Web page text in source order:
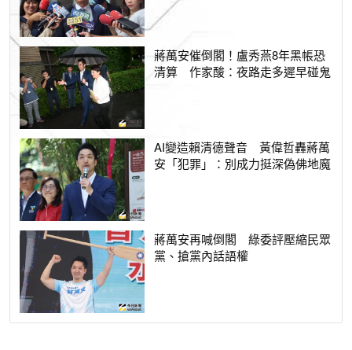
蔣萬安催倒閣！盧秀燕8年黑帳恐
清算 作家酸：夜路走多遲早碰鬼
AI變造賴清德聲音 黃偉哲轟蔣萬
安「犯罪」：別成力挺深偽佛地魔
蔣萬安再喊倒閣 綠委評壓縮民眾
黨、搶黨內話語權